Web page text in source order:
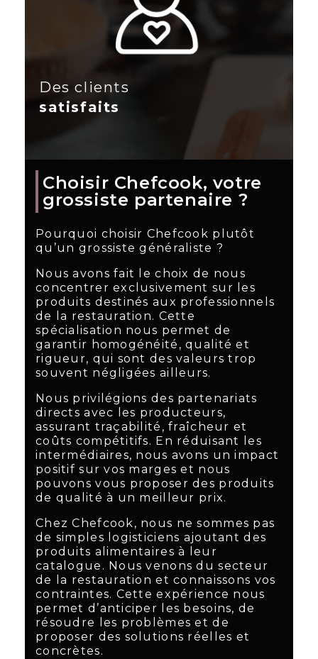
Des clients
satisfaits
Choisir Chefcook, votre
grossiste partenaire ?
Pourquoi choisir Chefcook plutôt
qu’un grossiste généraliste ?
Nous avons fait le choix de nous
concentrer exclusivement sur les
produits destinés aux professionnels
de la restauration. Cette
spécialisation nous permet de
garantir homogénéité, qualité et
rigueur, qui sont des valeurs trop
souvent négligées ailleurs.
Nous privilégions des partenariats
directs avec les producteurs,
assurant traçabilité, fraîcheur et
coûts compétitifs. En réduisant les
intermédiaires, nous avons un impact
positif sur vos marges et nous
pouvons vous proposer des produits
de qualité à un meilleur prix.
Chez Chefcook, nous ne sommes pas
de simples logisticiens ajoutant des
produits alimentaires à leur
catalogue. Nous venons du secteur
de la restauration et connaissons vos
contraintes. Cette expérience nous
permet d’anticiper les besoins, de
résoudre les problèmes et de
proposer des solutions réelles et
concrètes.